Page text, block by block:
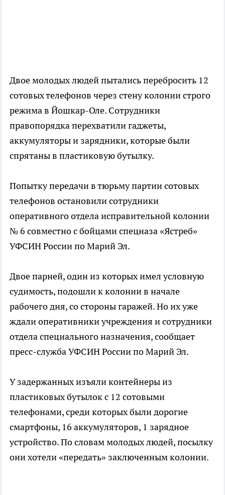
Двое молодых людей пытались перебросить 12
сотовых телефонов через стену колонии строго
режима в Йошкар-Оле. Сотрудники
правопорядка перехватили гаджеты,
аккумуляторы и зарядники, которые были
спрятаны в пластиковую бутылку.
Попытку передачи в тюрьму партии сотовых
телефонов остановили сотрудники
оперативного отдела исправительной колонии
№ 6 совместно с бойцами спецназа «Ястреб»
УФСИН России по Марий Эл.
Двое парней, один из которых имел условную
судимость, подошли к колонии в начале
рабочего дня, со стороны гаражей. Но их уже
ждали оперативники учреждения и сотрудники
отдела специального назначения, сообщает
пресс-служба УФСИН России по Марий Эл.
У задержанных изъяли контейнеры из
пластиковых бутылок с 12 сотовыми
телефонами, среди которых были дорогие
смартфоны, 16 аккумуляторов, 1 зарядное
устройство. По словам молодых людей, посылку
они хотели «передать» заключенным колонии.